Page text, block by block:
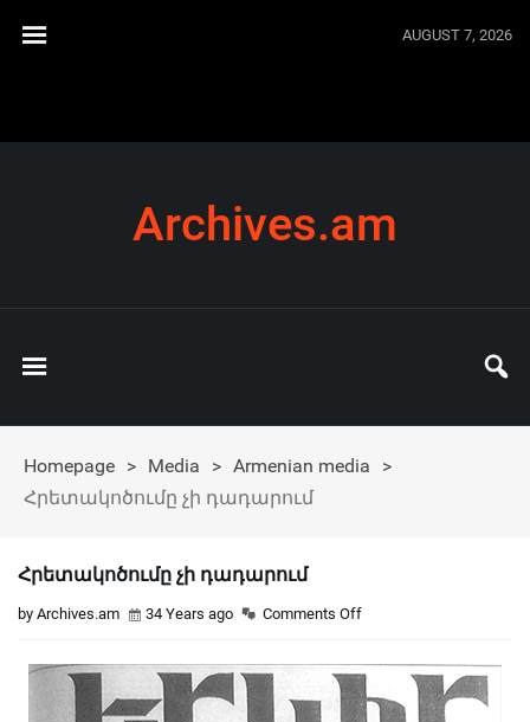
AUGUST 7, 2026
Archives.am
Homepage > Media > Armenian media
>
Հրետակոծումը չի դադարում
Հրետակոծումը չի դադարում
by Archives.am 34 Years ago Comments Off